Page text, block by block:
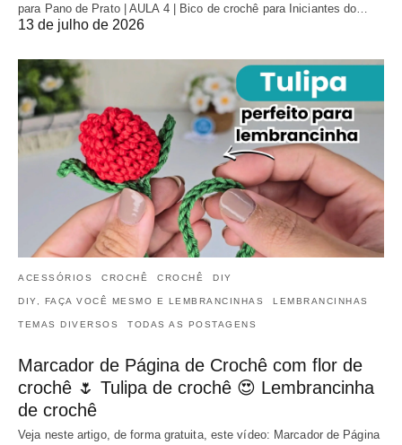
para Pano de Prato | AULA 4 | Bico de crochê para Iniciantes do…
13 de julho de 2026
ACESSÓRIOS CROCHÊ CROCHÊ DIY
DIY, FAÇA VOCÊ MESMO E LEMBRANCINHAS LEMBRANCINHAS
TEMAS DIVERSOS TODAS AS POSTAGENS
Marcador de Página de Crochê com flor de
crochê 🌷 Tulipa de crochê 😍 Lembrancinha
de crochê
Veja neste artigo, de forma gratuita, este vídeo: Marcador de Página